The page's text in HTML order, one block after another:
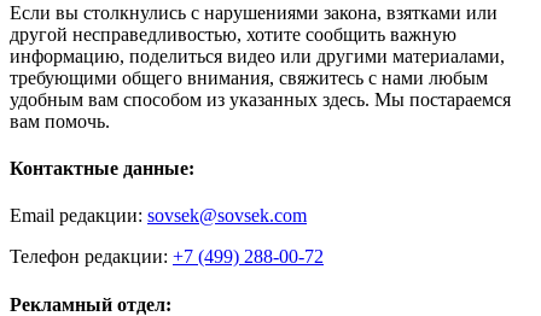
Если вы столкнулись с нарушениями закона, взятками или
другой несправедливостью, хотите сообщить важную
информацию, поделиться видео или другими материалами,
требующими общего внимания, свяжитесь с нами любым
удобным вам способом из указанных здесь. Мы постараемся
вам помочь.
Контактные данные:
Email редакции: sovsek@sovsek.com
Телефон редакции: +7 (499) 288-00-72
Рекламный отдел: